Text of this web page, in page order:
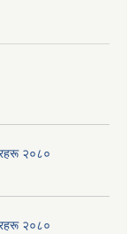
२०८०
२०८०